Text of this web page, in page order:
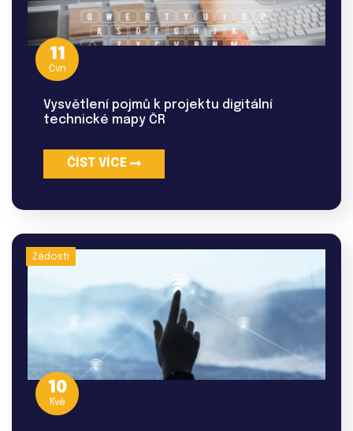
11
Čvn
Vysvětlení pojmů k projektu digitální
technické mapy ČR
ČÍST VÍCE
10
Kvě
Žádosti